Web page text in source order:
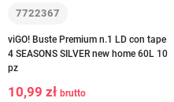
7722367
viGO! Buste Premium n.1 LD con tape
4 SEASONS SILVER new home 60L 10
pz
10,99 zł brutto